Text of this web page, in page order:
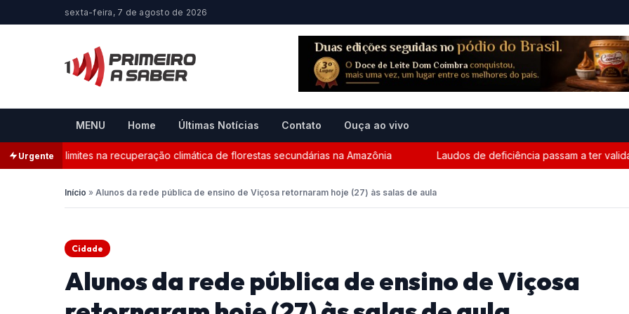
sexta-feira, 7 de agosto de 2026
MENU Home Últimas Notícias Contato Ouça ao vivo
Urgente
aponta limites na recuperação climática de florestas secundárias na Amazônia Laudos de deficiência passam a ter validade
Início » Alunos da rede pública de ensino de Viçosa retornaram hoje (27) às salas de aula
Cidade
Alunos da rede pública de ensino de Viçosa